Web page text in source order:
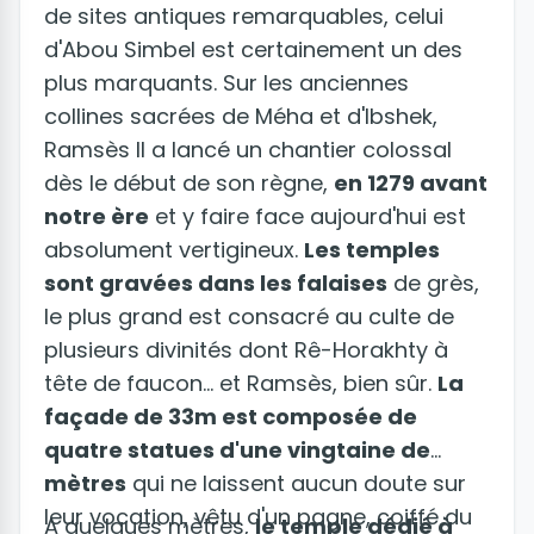
de sites antiques remarquables, celui
d'Abou Simbel est certainement un des
plus marquants. Sur les anciennes
collines sacrées de Méha et d'Ibshek,
Ramsès II a lancé un chantier colossal
dès le début de son règne, en 1279 avant
notre ère et y faire face aujourd'hui est
absolument vertigineux. Les temples
sont gravées dans les falaises de grès,
le plus grand est consacré au culte de
plusieurs divinités dont Rê-Horakhty à
tête de faucon... et Ramsès, bien sûr. La
façade de 33m est composée de
quatre statues d'une vingtaine de
mètres qui ne laissent aucun doute sur
leur vocation, vêtu d'un pagne, coiffé du
A quelques mètres,le temple dédié à